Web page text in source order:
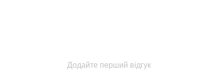
Додайте перший відгук